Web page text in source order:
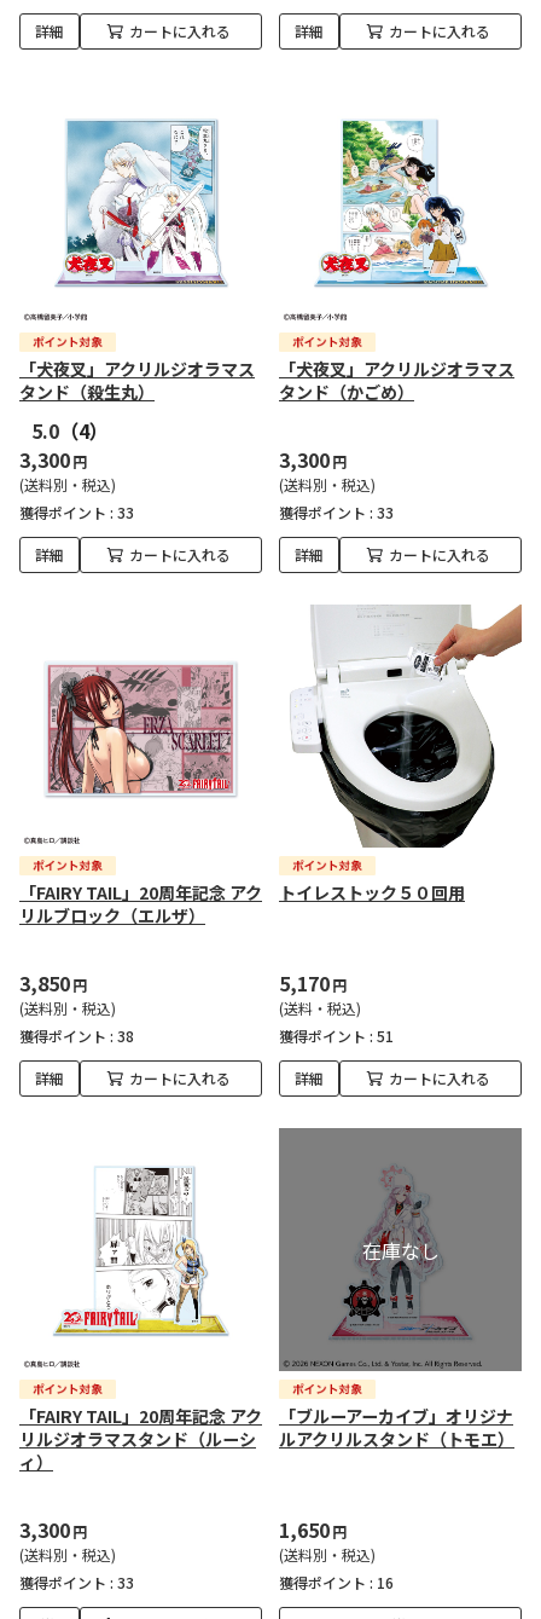
詳細 カートに入れる 詳細 カートに入れる
「犬夜叉」アクリルジオラマス
タンド（殺生丸）
5.0 （4）
3,300円
(送料別・税込)
獲得ポイント : 33
詳細 カートに入れる
「犬夜叉」アクリルジオラマス
タンド（かごめ）
3,300円
(送料別・税込)
獲得ポイント : 33
詳細 カートに入れる
「FAIRY TAIL」20周年記念 アク
リルブロック（エルザ）
3,850円
(送料別・税込)
獲得ポイント : 38
詳細 カートに入れる
トイレストック５０回用
5,170円
(送料・税込)
獲得ポイント : 51
詳細 カートに入れる
「FAIRY TAIL」20周年記念 アク
リルジオラマスタンド（ルーシ
ィ）
3,300円
(送料別・税込)
獲得ポイント : 33
「ブルーアーカイブ」オリジナ
ルアクリルスタンド（トモエ）
1,650円
(送料別・税込)
獲得ポイント : 16